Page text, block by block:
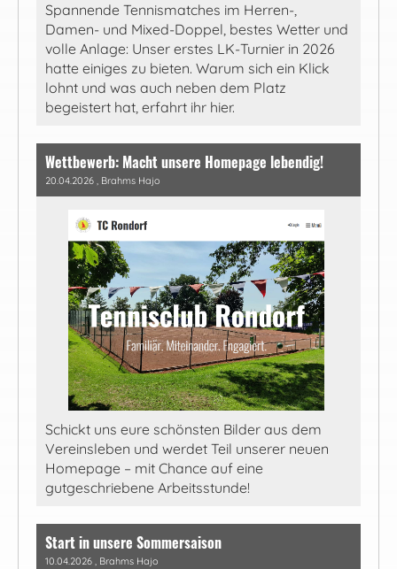
Spannende Tennismatches im Herren-,
Damen- und Mixed-Doppel, bestes Wetter und
volle Anlage: Unser erstes LK-Turnier in 2026
hatte einiges zu bieten. Warum sich ein Klick
lohnt und was auch neben dem Platz
begeistert hat, erfahrt ihr hier.
Wettbewerb: Macht unsere Homepage lebendig!
20.04.2026 , Brahms Hajo
Schickt uns eure schönsten Bilder aus dem
Vereinsleben und werdet Teil unserer neuen
Homepage – mit Chance auf eine
gutgeschriebene Arbeitsstunde!
Start in unsere Sommersaison
10.04.2026 , Brahms Hajo